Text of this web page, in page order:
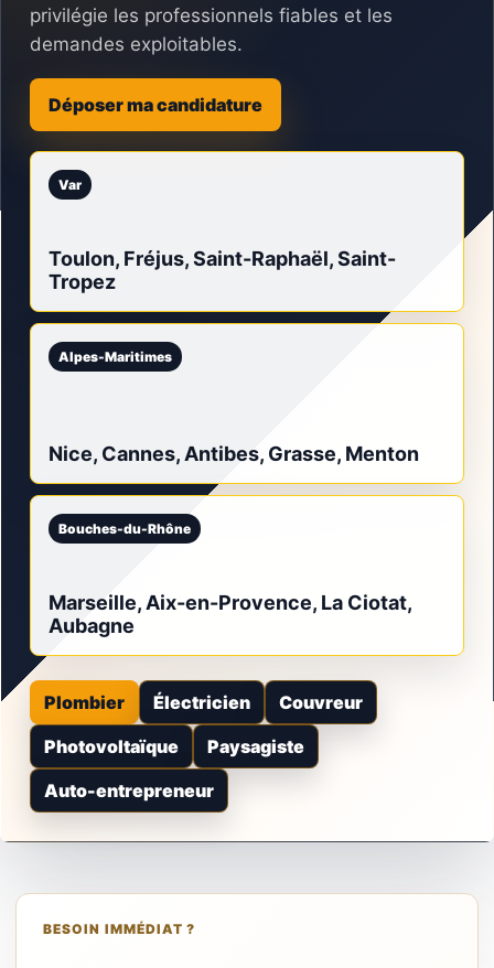
privilégie les professionnels fiables et les
demandes exploitables.
Déposer ma candidature
Var
Toulon, Fréjus, Saint-Raphaël, Saint-
Tropez
Alpes-Maritimes
Nice, Cannes, Antibes, Grasse, Menton
Bouches-du-Rhône
Marseille, Aix-en-Provence, La Ciotat,
Aubagne
Plombier Électricien
Couvreur
Photovoltaïque
Paysagiste
Auto-entrepreneur
BESOIN IMMÉDIAT ?